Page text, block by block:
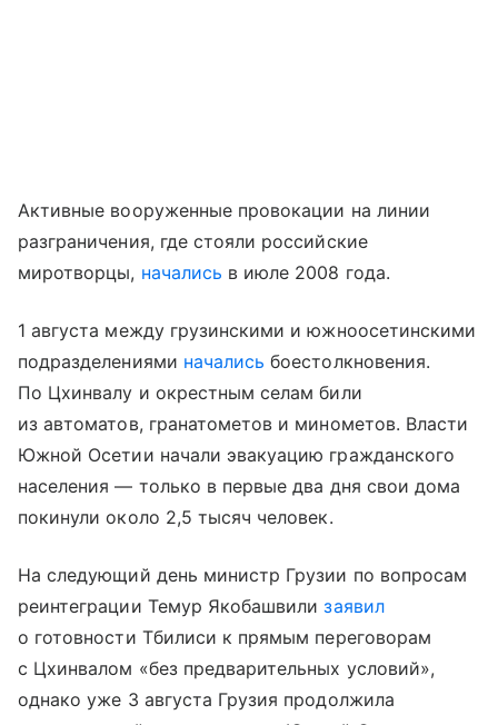
Активные вооруженные провокации на линии
разграничения, где стояли российские
миротворцы, начались в июле 2008 года.
1 августа между грузинскими и южноосетинскими
подразделениями начались боестолкновения.
По Цхинвалу и окрестным селам били
из автоматов, гранатометов и минометов. Власти
Южной Осетии начали эвакуацию гражданского
населения — только в первые два дня свои дома
покинули около 2,5 тысяч человек.
На следующий день министр Грузии по вопросам
реинтеграции Темур Якобашвилизаявил
о готовности Тбилиси к прямым переговорам
с Цхинвалом «без предварительных условий»,
однако уже 3 августа Грузия продолжила